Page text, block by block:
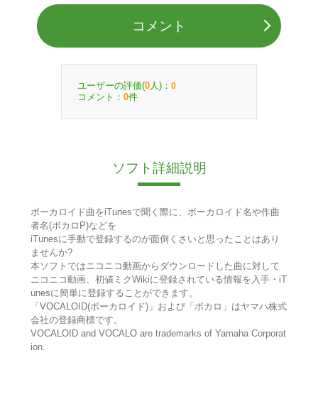
コメント
ユーザーの評価(0 人)： 0
コメント： 0件
ソフト詳細説明
ボーカロイド曲をiTunesで聞く際に、ボーカロイド名や作曲
者名(ボカロP)などを
iTunesに手動で登録するのが面倒くさいと思ったことはあり
ませんか?
本ソフトではニコニコ動画からダウンロードした曲に対して
ニコニコ動画、初値ミクWikiに登録されている情報を入手・iT
unesに簡単に登録することができます。
「VOCALOID(ボーカロイド)」および「ボカロ」はヤマハ株式
会社の登録商標です。
VOCALOID and VOCALO are trademarks of Yamaha Corporat
ion.